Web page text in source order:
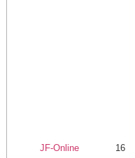
JF-Online 16